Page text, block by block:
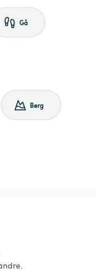
Gå
Berg